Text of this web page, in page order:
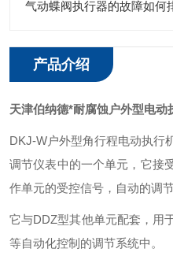
气动蝶阀执行器的故障如何
产品介绍
天津伯纳德*耐腐蚀户外型电动
DKJ-W户外型角行程电动执行
调节仪表中的一个单元，它接
作单元的受控信号，自动的调
它与DDZ型其他单元配套，用
等自动化控制的调节系统中。